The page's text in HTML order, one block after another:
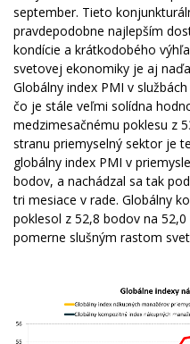
september. Tieto
pravdepodobne najlepším
kondície a krátkodobého
svetovej ekonomiky je aj
Globálny index PMI v
čo je stále veľmi solídna
medzimesačnému poklesu z
stranu priemyselný sektor je
globálny index PMI v
bodov, a nachádzal sa tak
tri mesiace v rade. Globálny
poklesol z 52,8 bodov na
pomerne slušným rastom